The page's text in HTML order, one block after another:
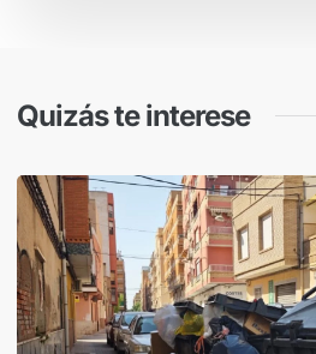
Quizás te interese